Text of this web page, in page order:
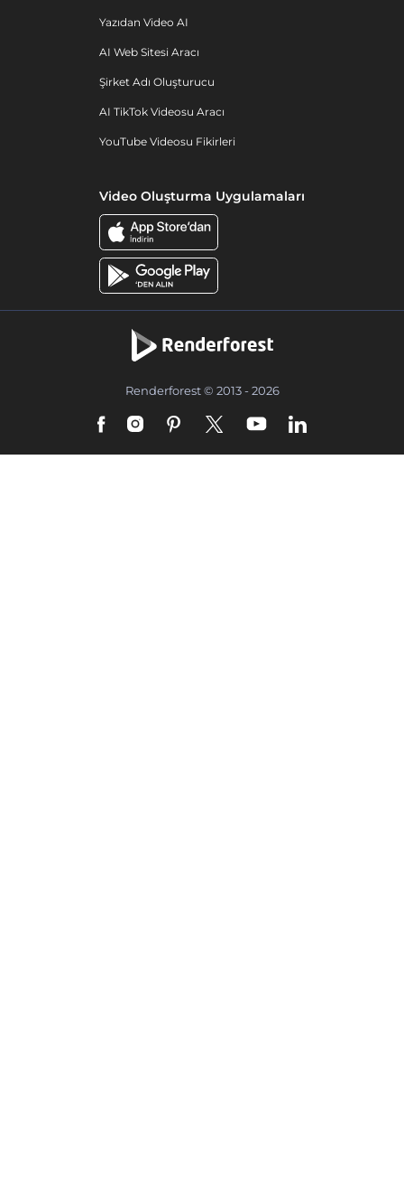
Yazıdan Video AI
AI Web Sitesi Aracı
Şirket Adı Oluşturucu
AI TikTok Videosu Aracı
YouTube Videosu Fikirleri
Video Oluşturma Uygulamaları
Renderforest © 2013 - 2026